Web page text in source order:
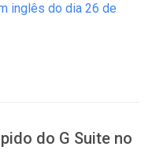
inglês do dia 26 de
do G Suite no